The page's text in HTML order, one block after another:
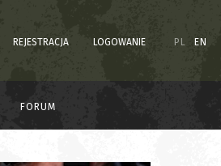
REJESTRACJA LOGOWANIE PL EN
FORUM